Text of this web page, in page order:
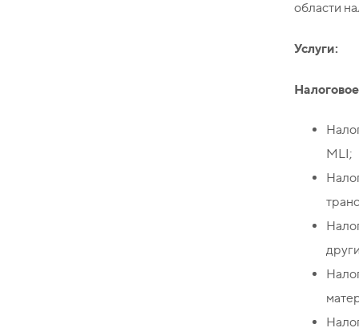
области
Услуги:
MLI;